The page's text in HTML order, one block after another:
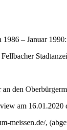
– Januar
den
am 16.01.2020
meissen.de/,